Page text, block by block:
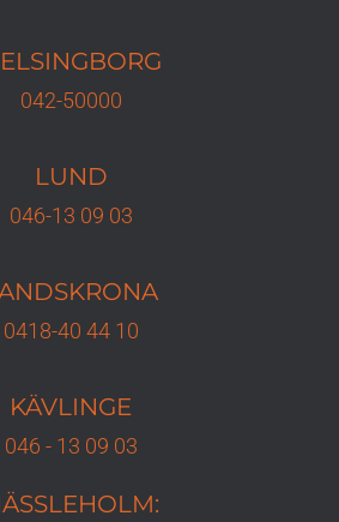
042-50000
LUND
046-13 09 03
0418-40 44 10
KÄVLINGE
046 - 13 09 03